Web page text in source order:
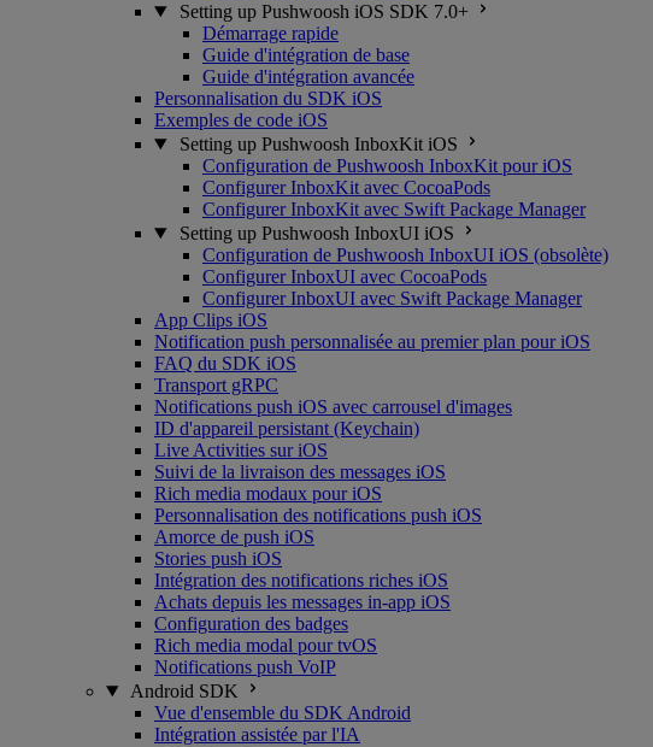
Setting up Pushwoosh iOS SDK 7.0+
Démarrage rapide
Guide d'intégration de base
Guide d'intégration avancée
Personnalisation du SDK iOS
Exemples de code iOS
Setting up Pushwoosh InboxKit iOS
Configuration de Pushwoosh InboxKit pour iOS
Configurer InboxKit avec CocoaPods
Configurer InboxKit avec Swift Package Manager
Setting up Pushwoosh InboxUI iOS
Configuration de Pushwoosh InboxUI iOS (obsolète)
Configurer InboxUI avec CocoaPods
Configurer InboxUI avec Swift Package Manager
App Clips iOS
Notification push personnalisée au premier plan pour iOS
FAQ du SDK iOS
Transport gRPC
Notifications push iOS avec carrousel d'images
ID d'appareil persistant (Keychain)
Live Activities sur iOS
Suivi de la livraison des messages iOS
Rich media modaux pour iOS
Personnalisation des notifications push iOS
Amorce de push iOS
Stories push iOS
Intégration des notifications riches iOS
Achats depuis les messages in-app iOS
Configuration des badges
Rich media modal pour tvOS
Notifications push VoIP
Android SDK
Vue d'ensemble du SDK Android
Intégration assistée par l'IA